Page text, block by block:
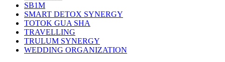
SB1M
SMART DETOX SYNERGY
TOTOK GUA SHA
TRAVELLING
TRULUM SYNERGY
WEDDING ORGANIZATION